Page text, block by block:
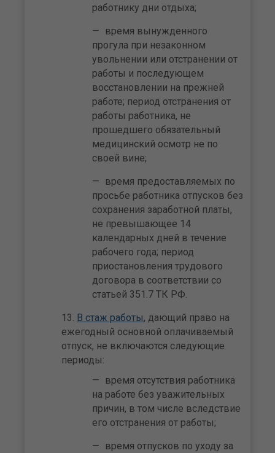
работнику дни отдыха;
время вынужденного
прогула при незаконном
увольнении или отстранении от
работы и последующем
восстановлении на прежней
работе; период отстранения от
работы работника, не
прошедшего обязательный
медицинский осмотр не по
своей вине;
время предоставляемых по
просьбе работника отпусков без
сохранения заработной платы,
не превышающее 14
календарных дней в течение
рабочего года; период
приостановления трудового
договора в соответствии со
статьей 351.7 ТК РФ.
В стаж работы, дающий право на
ежегодный основной оплачиваемый
отпуск, не включаются следующие
периоды:
время отсутствия работника
на работе без уважительных
причин, в том числе вследствие
его отстранения от работы;
время отпусков по уходу за